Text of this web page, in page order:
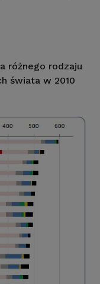
różnego rodzaju
świata w 2010